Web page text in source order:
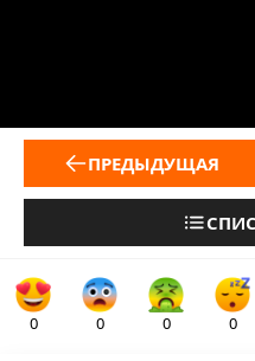
ПРЕДЫДУЩАЯ
0 0 0 0